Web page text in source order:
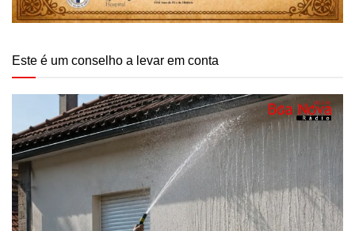
Este é um conselho a levar em conta